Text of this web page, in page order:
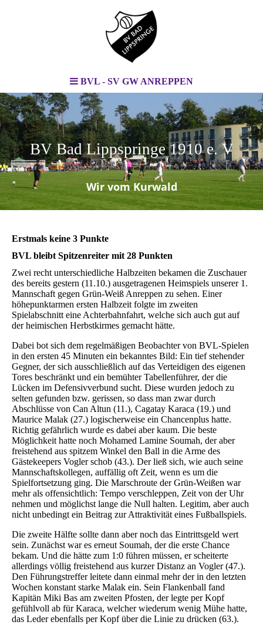
BVL - SV GW ANREPPEN
BV Bad Lippspringe 1910 e. V
.
Wir vom Kurwald
Erstmals keine 3 Punkte
BVL bleibt Spitzenreiter mit 28 Punkten
Zwei recht unterschiedliche Halbzeiten bekamen die Zuschauer
des bereits gestern (11.10.) ausgetragenen Heimspiels unserer 1.
Mannschaft gegen Grün-Weiß Anreppen zu sehen. Einer
höhepunktarmen ersten Halbzeit folgte im zweiten
Spielabschnitt eine Achterbahnfahrt, welche sich auch gut auf
der heimischen Herbstkirmes gemacht hätte.
Dabei bot sich dem regelmäßigen Beobachter von BVL-Spielen
in den ersten 45 Minuten ein bekanntes Bild: Ein tief stehender
Gegner, der sich ausschließlich auf das Verteidigen des eigenen
Tores beschränkt und ein bemühter Tabellenführer, der die
Lücken im Defensivverbund sucht. Diese wurden jedoch zu
selten gefunden bzw. gerissen, so dass man zwar durch
Abschlüsse von Can Altun (11.), Cagatay Karaca (19.) und
Maurice Malak (27.) logischerweise ein Chancenplus hatte.
Richtig gefährlich wurde es dabei aber kaum. Die beste
Möglichkeit hatte noch Mohamed Lamine Soumah, der aber
freistehend aus spitzem Winkel den Ball in die Arme des
Gästekeepers Vogler schob (43.). Der ließ sich, wie auch seine
Mannschaftskollegen, auffällig oft Zeit, wenn es um die
Spielfortsetzung ging. Die Marschroute der Grün-Weißen war
mehr als offensichtlich: Tempo verschleppen, Zeit von der Uhr
nehmen und möglichst lange die Null halten. Legitim, aber auch
nicht unbedingt ein Beitrag zur Attraktivität eines Fußballspiels.
Die zweite Hälfte sollte dann aber noch das Eintrittsgeld wert
sein. Zunächst war es erneut Soumah, der die erste Chance
bekam. Und die hätte zum 1:0 führen müssen, er scheiterte
allerdings völlig freistehend aus kurzer Distanz an Vogler (47.).
Den Führungstreffer leitete dann einmal mehr der in den letzten
Wochen konstant starke Malak ein. Sein Flankenball fand
Kapitän Miki Bas am zweiten Pfosten, der legte per Kopf
gefühlvoll ab für Karaca, welcher wiederum wenig Mühe hatte,
das Leder ebenfalls per Kopf über die Linie zu drücken (63.).